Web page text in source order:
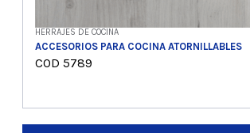
HERRAJES DE COCINA
ACCESORIOS PARA COCINA ATORNILLABLES
COD 5789